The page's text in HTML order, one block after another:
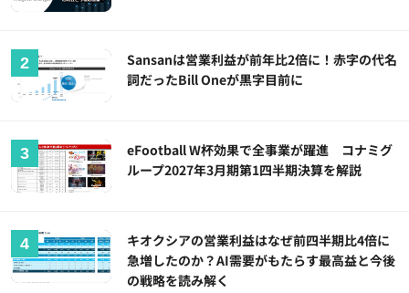
Sansanは営業利益が前年比2倍に！赤字の代名
詞だったBill Oneが黒字目前に
eFootball W杯効果で全事業が躍進 コナミグ
ループ2027年3月期第1四半期決算を解説
キオクシアの営業利益はなぜ前四半期比4倍に
急増したのか？AI需要がもたらす最高益と今後
の戦略を読み解く